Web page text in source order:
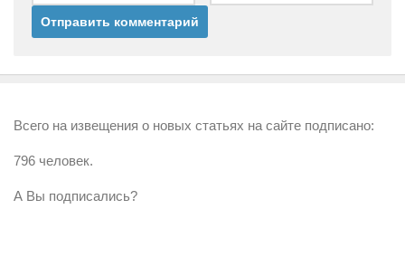
Всего на извещения о новых статьях на сайте подписано:
796 человек.
А Вы подписались?